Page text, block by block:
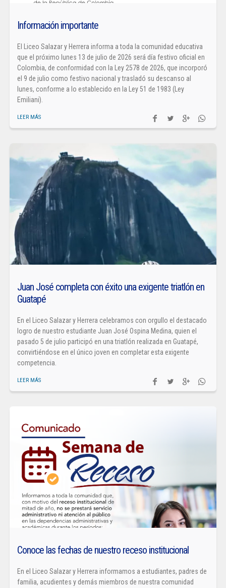
Información importante
El Liceo Salazar y Herrera informa a toda la comunidad educativa
que el próximo lunes 13 de julio de 2026 será día festivo oficial en
Colombia, de conformidad con la Ley 2578 de 2026, que incorporó
el 9 de julio como festivo nacional y trasladó su descanso al
lunes, conforme a lo establecido en la Ley 51 de 1983 (Ley
Emiliani).
LEER MÁS
Juan José completa con éxito una exigente triatlón en
Guatapé
En el Liceo Salazar y Herrera celebramos con orgullo el destacado
logro de nuestro estudiante Juan José Ospina Medina, quien el
pasado 5 de julio participó en una triatlón realizada en Guatapé,
convirtiéndose en el único joven en completar esta exigente
competencia.
LEER MÁS
Conoce las fechas de nuestro receso institucional
En el Liceo Salazar y Herrera informamos a estudiantes, padres de
familia, acudientes y demás miembros de nuestra comunidad